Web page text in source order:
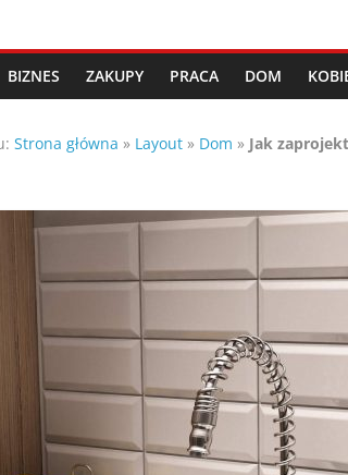
BIZNES ZAKUPY PRACA DOM
Strona główna » Layout » Dom » Jak